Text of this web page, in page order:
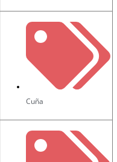
Cuña